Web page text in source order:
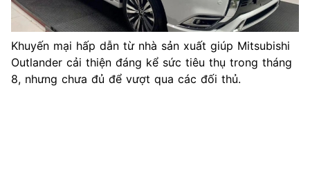
Khuyến mại hấp dẫn từ nhà sản xuất giúp Mitsubishi
Outlander cải thiện đáng kể sức tiêu thụ trong tháng
8, nhưng chưa đủ để vượt qua các đối thủ.